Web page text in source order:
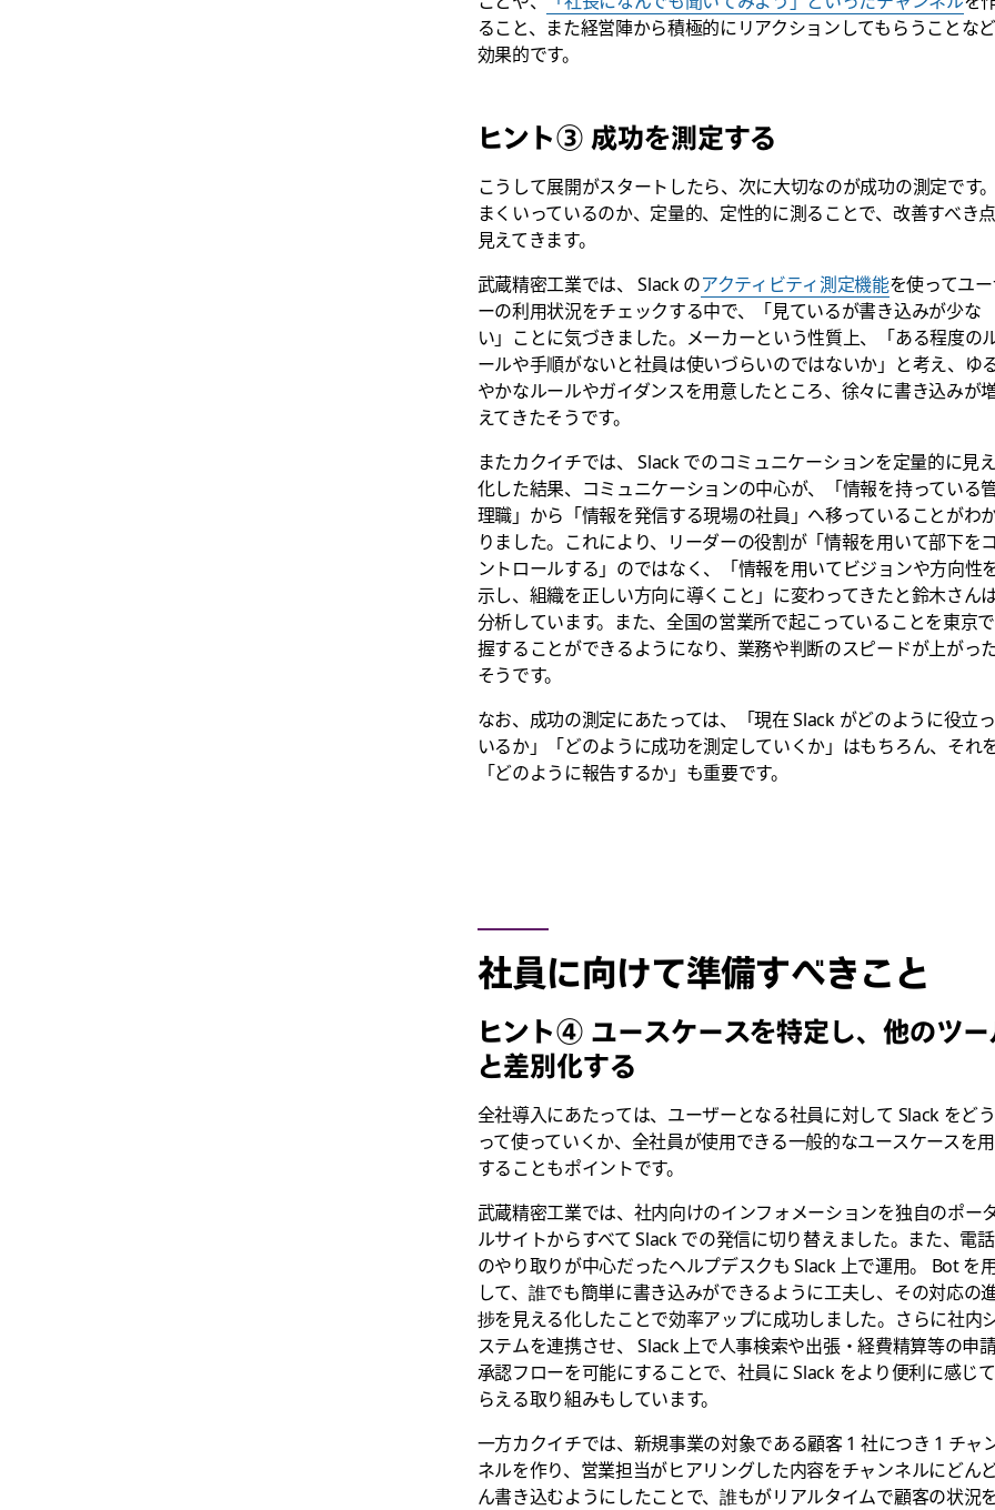
ること、また経営陣から積極的にリアクションしてもらうことな
効果的です。
ヒント③ 成功を測定する
こうして展開がスタートしたら、次に大切なのが成功の測定です
まくいっているのか、定量的、定性的に測ることで、改善すべき
見えてきます。
武蔵精密工業では、 Slack のアクティビティ測定機能を使ってユ
ーの利用状況をチェックする中で、「見ているが書き込みが少な
い」ことに気づきました。メーカーという性質上、「ある程度の
ールや手順がないと社員は使いづらいのではないか」と考え、ゆ
やかなルールやガイダンスを用意したところ、徐々に書き込みが
えてきたそうです。
またカクイチでは、 Slack でのコミュニケーションを定量的に見
化した結果、コミュニケーションの中心が、「情報を持っている
理職」から「情報を発信する現場の社員」へ移っていることがわ
りました。これにより、リーダーの役割が「情報を用いて部下をコ
ントロールする」のではなく、「情報を用いてビジョンや方向性
示し、組織を正しい方向に導くこと」に変わってきたと鈴木さん
分析しています。また、全国の営業所で起こっていることを東京
握することができるようになり、業務や判断のスピードが上がっ
そうです。
なお、成功の測定にあたっては、「現在 Slack がどのように役立
いるか」「どのように成功を測定していくか」はもちろん、それ
「どのように報告するか」も重要です。
社員に向けて準備すべきこと
ヒント④ ユースケースを特定し、他のツ
と差別化する
全社導入にあたっては、ユーザーとなる社員に対して Slack をど
って使っていくか、全社員が使用できる一般的なユースケースを
することもポイントです。
武蔵精密工業では、社内向けのインフォメーションを独自のポー
ルサイトからすべて Slack での発信に切り替えました。また、電
のやり取りが中心だったヘルプデスクも Slack 上で運用。 Bot を
して、誰でも簡単に書き込みができるように工夫し、その対応の
捗を見える化したことで効率アップに成功しました。さらに社内
ステムを連携させ、 Slack 上で人事検索や出張・経費精算等の申
承認フローを可能にすることで、社員に Slack をより便利に感じ
らえる取り組みもしています。
一方カクイチでは、新規事業の対象である顧客 1 社につき 1 チャ
ネルを作り、営業担当がヒアリングした内容をチャンネルにどん
ん書き込むようにしたことで、誰もがリアルタイムで顧客の状況を